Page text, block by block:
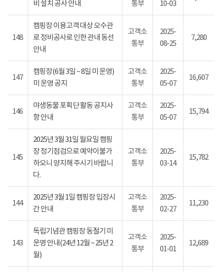
비 설치 공사 안내
통부
10-03
148
캠핑장 이용고객 대상 오수관
로 정비공사로 인한 관내 동선
안내
고객소
통부
2025-
08-25
7,280
147
캠핑장(6월 3일 ~ 8일 미 운영)
미 운영 공지
고객소
통부
2025-
05-07
16,607
146
야생동물 포획단 활동 공지사
항 안내
고객소
통부
2025-
05-07
15,794
145
2025년 3월 31일 월요일 캠핑
장 정기점검으로 예약이불가
하오니 양지해 주시기 바랍니
다.
고객소
통부
2025-
03-14
15,782
144
2025년 3월 1일 캠핑장 입장시
간 안내
고객소
통부
2025-
02-27
11,230
143
독립기념관 캠핑장 동절기 미
운영 안내(24년 12월 ~ 25년 2
월)
고객소
통부
2025-
01-01
12,689